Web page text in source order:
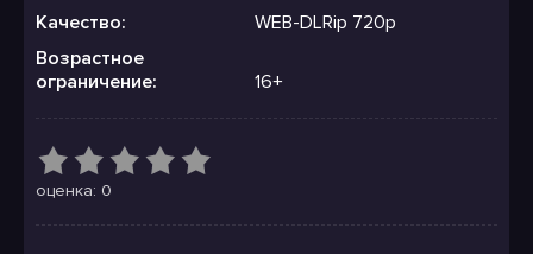
Качество:
WEB-DLRip 720p
Возрастное
ограничение:
16+
оценка: 0